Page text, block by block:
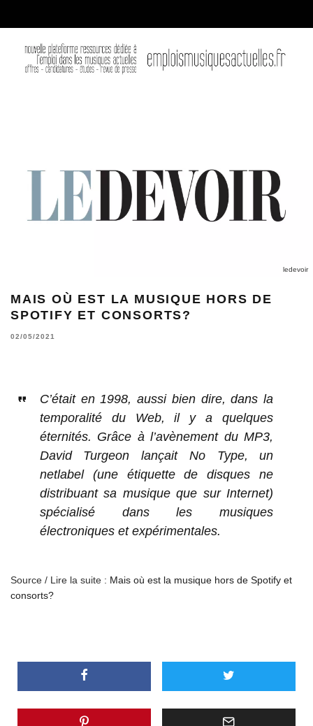
ledevoir
MAIS OÙ EST LA MUSIQUE HORS DE
SPOTIFY ET CONSORTS?
02/05/2021
C’était en 1998, aussi bien dire, dans la
temporalité du Web, il y a quelques
éternités. Grâce à l’avènement du MP3,
David Turgeon lançait No Type, un
netlabel (une étiquette de disques ne
distribuant sa musique que sur Internet)
spécialisé dans les musiques
électroniques et expérimentales.
Source / Lire la suite : Mais où est la musique hors de Spotify et
consorts?